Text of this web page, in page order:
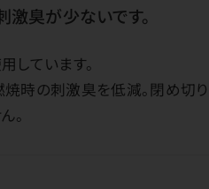
臭が少ないです。
しています。
時の刺激臭を低減。閉め切り
。